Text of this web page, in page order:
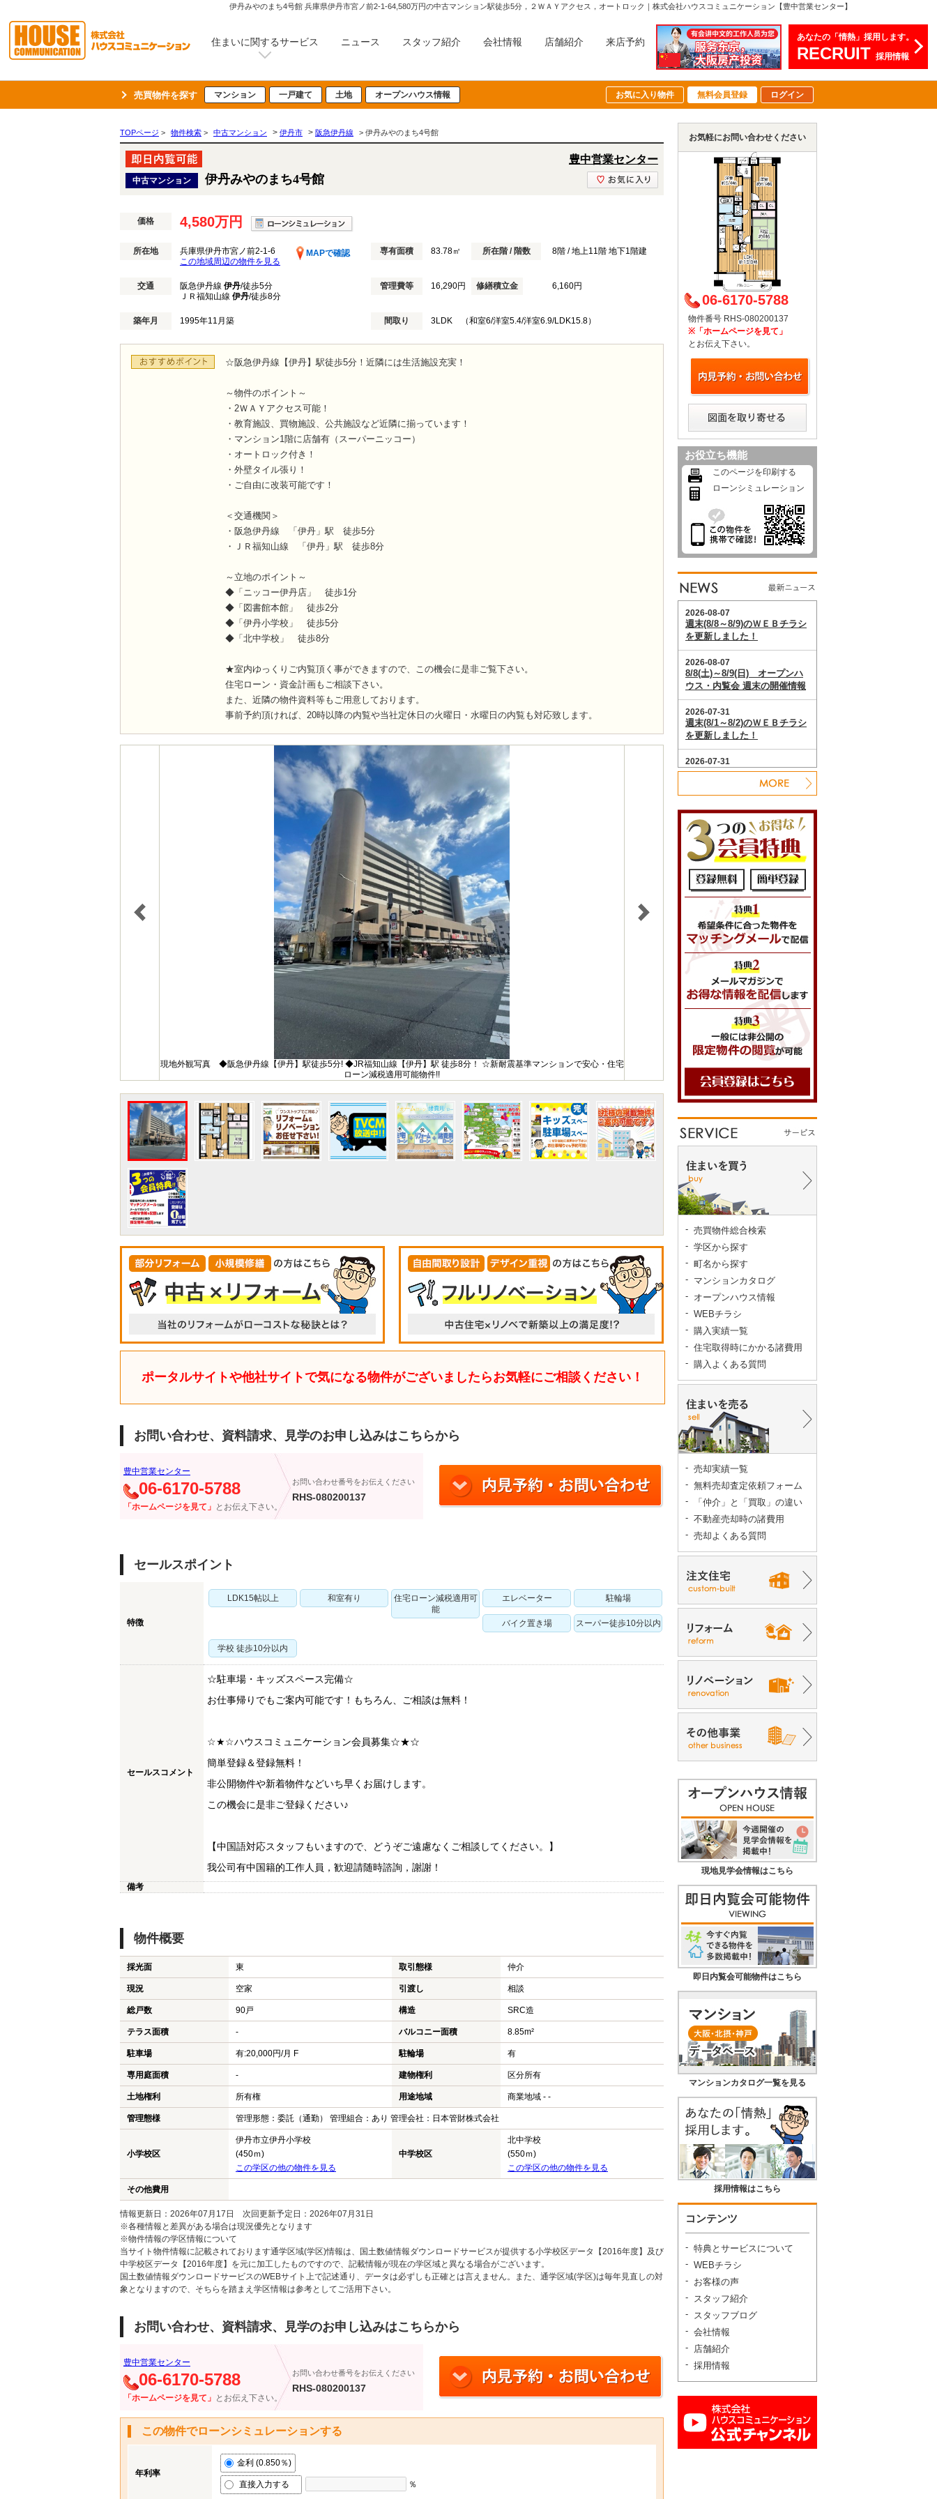
伊丹みやのまち4号館 兵庫県伊丹市宮ノ前2-1-64,580万円の中古マンション駅徒歩5分，２ＷＡＹアクセス，オートロック｜株式会社ハウスコミュニケーション【豊中営業センター】
住まいに関するサービス ニュース スタッフ紹介 会社情報 店舗紹介 来店予約 あなたの「情熱」採用します。
RECRUIT 採用情報
売買物件を探す マンション 一戸建て 土地 オープンハウス情報 お気に入り物件 無料会員登録 ログイン
TOPページ > 物件検索 > 中古マンション > 伊丹市 > 阪急伊丹線 > 伊丹みやのまち4号館
豊中営業センター
中古マンション 伊丹みやのまち4号館
価格 4,580万円
所在地 兵庫県伊丹市宮ノ前2-1-6
MAPで確認
この地域周辺の物件を見る
専有面積 83.78㎡ 所在階 / 階数 8階 / 地上11階 地下1階建
交通 阪急伊丹線 伊丹/徒歩5分
ＪＲ福知山線 伊丹/徒歩8分
管理費等 16,290円 修繕積立金 6,160円
築年月 1995年11月築 間取り 3LDK （和室6/洋室5.4/洋室6.9/LDK15.8）
☆阪急伊丹線【伊丹】駅徒歩5分！近隣には生活施設充実！
～物件のポイント～
・2ＷＡＹアクセス可能！
・教育施設、買物施設、公共施設など近隣に揃っています！
・マンション1階に店舗有（スーパーニッコー）
・オートロック付き！
・外壁タイル張り！
・ご自由に改装可能です！
＜交通機関＞
・阪急伊丹線 「伊丹」駅 徒歩5分
・ＪＲ福知山線 「伊丹」駅 徒歩8分
～立地のポイント～
◆「ニッコー伊丹店」 徒歩1分
◆「図書館本館」 徒歩2分
◆「伊丹小学校」 徒歩5分
◆「北中学校」 徒歩8分
★室内ゆっくりご内覧頂く事ができますので、この機会に是非ご覧下さい。
住宅ローン・資金計画もご相談下さい。
また、近隣の物件資料等もご用意しております。
事前予約頂ければ、20時以降の内覧や当社定休日の火曜日・水曜日の内覧も対応致します。
現地外観写真 ◆阪急伊丹線【伊丹】駅徒歩5分! ◆JR福知山線【伊丹】駅 徒歩8分！ ☆新耐震基準マンションで安心・住宅
ローン減税適用可能物件!!
ポータルサイトや他社サイトで気になる物件がございましたらお気軽にご相談ください！
お問い合わせ、資料請求、見学のお申し込みはこちらから
豊中営業センター
06-6170-5788
「ホームページを見て」 とお伝え下さい。
お問い合わせ番号をお伝えください
RHS-080200137
セールスポイント
特徴
LDK15帖以上 和室有り
住宅ローン減税適用可
能
エレベーター 駐輪場
バイク置き場 スーパー徒歩10分以内
学校 徒歩10分以内
セールスコメント
☆駐車場・キッズスペース完備☆
お仕事帰りでもご案内可能です！もちろん、ご相談は無料！
☆★☆ハウスコミュニケーション会員募集☆★☆
簡単登録＆登録無料！
非公開物件や新着物件などいち早くお届けします。
この機会に是非ご登録ください♪
【中国語対応スタッフもいますので、どうぞご遠慮なくご相談してください。】
我公司有中国籍的工作人員，歓迎請随時諮詢，謝謝！
備考
物件概要
採光面 東 取引態様 仲介
現況 空家 引渡し 相談
総戸数 90戸 構造 SRC造
テラス面積 - バルコニー面積 8.85m²
駐車場 有:20,000円/月 F 駐輪場 有
専用庭面積 - 建物権利 区分所有
土地権利 所有権 用途地域 商業地域 - -
管理態様 管理形態：委託（通勤） 管理組合：あり 管理会社：日本管財株式会社
小学校区
伊丹市立伊丹小学校
(450ｍ)
この学区の他の物件を見る
中学校区
北中学校
(550ｍ)
この学区の他の物件を見る
その他費用
情報更新日：2026年07月17日 次回更新予定日：2026年07月31日
※各種情報と差異がある場合は現況優先となります
※物件情報の学区情報について
当サイト物件情報に記載されております通学区域(学区)情報は、国土数値情報ダウンロードサービスが提供する小学校区データ【2016年度】及び
中学校区データ【2016年度】を元に加工したものですので、記載情報が現在の学区域と異なる場合がございます。
国土数値情報ダウンロードサービスのWEBサイト上で記述通り、データは必ずしも正確とは言えません。また、通学区域(学区)は毎年見直しの対
象となりますので、そちらを踏まえ学区情報は参考としてご活用下さい。
お問い合わせ、資料請求、見学のお申し込みはこちらから
豊中営業センター
06-6170-5788
「ホームページを見て」 とお伝え下さい。
お問い合わせ番号をお伝えください
RHS-080200137
この物件でローンシミュレーションする
年利率
金利 (0.850％)
直接入力する ％
お気軽にお問い合わせください
06-6170-5788
物件番号 RHS-080200137
※「ホームページを見て」
とお伝え下さい。
お役立ち機能
このページを印刷する
ローンシミュレーション
売買物件総合検索
学区から探す
町名から探す
マンションカタログ
オープンハウス情報
WEBチラシ
購入実績一覧
住宅取得時にかかる諸費用
購入よくある質問
売却実績一覧
無料売却査定依頼フォーム
「仲介」と「買取」の違い
不動産売却時の諸費用
売却よくある質問
現地見学会情報はこちら
即日内覧会可能物件はこちら
マンションカタログ一覧を見る
採用情報はこちら
コンテンツ
特典とサービスについて
WEBチラシ
お客様の声
スタッフ紹介
スタッフブログ
会社情報
店舗紹介
採用情報